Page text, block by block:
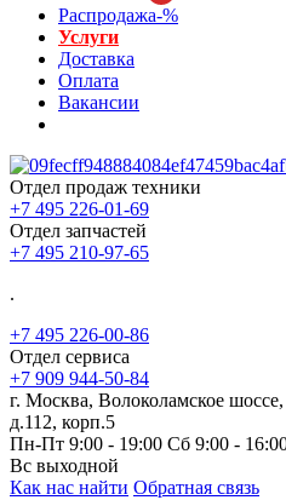
Распродажа-%
Услуги
Доставка
Оплата
Вакансии
Отдел продаж техники
+7 495 226-01-69
Отдел запчастей
+7 495 210-97-65
.
+7 495 226-00-86
Отдел сервиса
+7 909 944-50-84
г. Москва, Волоколамское шоссе,
д.112, корп.5
Пн-Пт 9:00 - 19:00 Сб 9:00 -
Вс выходной
Как нас найти Обратная связь